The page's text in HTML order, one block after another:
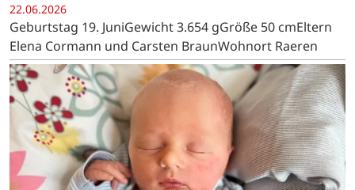
22.06.2026
Geburtstag 19. JuniGewicht 3.654 gGröße 50 cmEltern
Elena Cormann und Carsten BraunWohnort Raeren